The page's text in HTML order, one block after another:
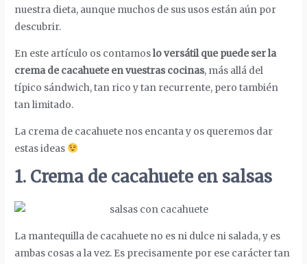
nuestra dieta, aunque muchos de sus usos están aún por
descubrir.
En este artículo os contamoslo versátil que puede ser la
crema de cacahuete en vuestras cocinas, más allá del
típico sándwich, tan rico y tan recurrente, pero también
tan limitado.
La crema de cacahuete nos encanta y os queremos dar
estas ideas
1. Crema de cacahuete en salsas
La mantequilla de cacahuete no es ni dulce ni salada, y es
ambas cosas a la vez. Es precisamente por ese carácter tan